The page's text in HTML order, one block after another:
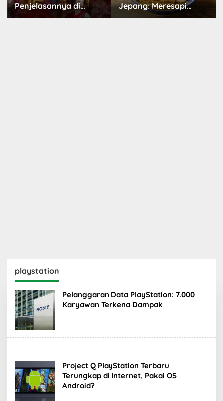
Jepang: Meresapi
Tradisi Lezat
Dunia Menggemaskan
yang Populer
playstation
Pelanggaran Data PlayStation: 7.000
Karyawan Terkena Dampak
Project Q PlayStation Terbaru
Terungkap di Internet, Pakai OS
Android?